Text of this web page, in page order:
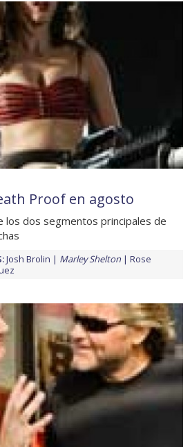
Proof en agosto
los dos segmentos principales de
Josh Brolin Marley Shelton
Rose